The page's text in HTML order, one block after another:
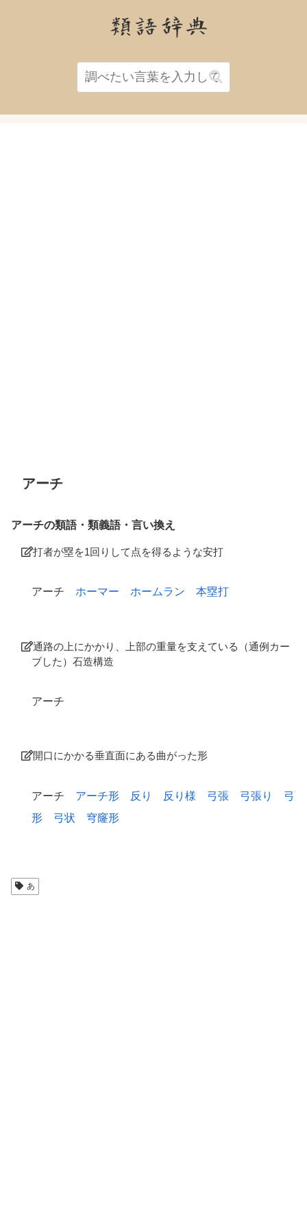
アーチ
アーチの類語・類義語・言い換え
打者が塁を1回りして点を得るような安打
アーチ ホーマー ホームラン 本塁打
通路の上にかかり、上部の重量を支えている（通例カー
ブした）石造構造
アーチ
開口にかかる垂直面にある曲がった形
アーチ アーチ形 反り 反り様 弓張 弓張り
弓
形
弓状 穹窿形
あ